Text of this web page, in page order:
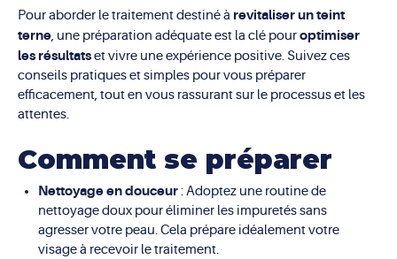
Pour aborder le traitement destiné à revitaliser un teint
terne, une préparation adéquate est la clé pouroptimiser
les résultatset vivre une expérience positive. Suivez ces
conseils pratiques et simples pour vous préparer
efficacement, tout en vous rassurant sur le processus et les
attentes.
Comment se préparer
Nettoyage en douceur: Adoptez une routine de
nettoyage doux pour éliminer les impuretés sans
agresser votre peau. Cela prépare idéalement votre
visage à recevoir le traitement.